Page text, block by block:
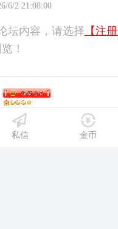
6/2 21:08:00
坛内容，请选择 【注册
！
6/3 0:52:00
坛内容，请选择【注册
私信 金币